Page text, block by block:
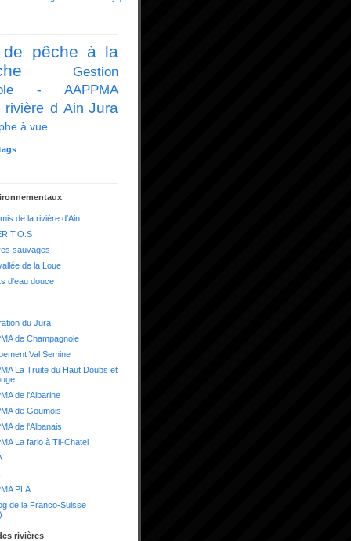
de pêche à la
Gestion
- AAPPMA
rivière d Ain Jura
à vue
de la rivière d'Ain
T.O.S
sauvages
de la Loue
d'eau douce
du Jura
de Champagnole
Val Semine
La Truite du Haut Doubs et
de l'Albarine
de Goumois
de l'Albanais
La fario à Til-Chatel
PLA
de la Franco-Suisse
rivières